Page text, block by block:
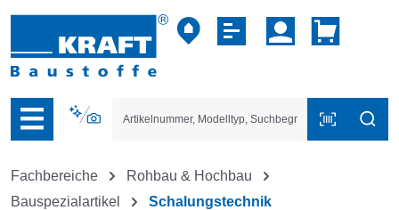
der B2B-Plattform springen
Fachbereiche
Rohbau & Hochbau
Bauspezialartikel
Schalungstechnik